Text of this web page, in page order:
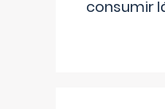
consumir